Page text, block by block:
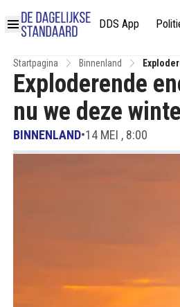
DDS App
Startpagina Binnenland
Exploderende
nu we deze
BINNENLAND•14 MEI , 8:00